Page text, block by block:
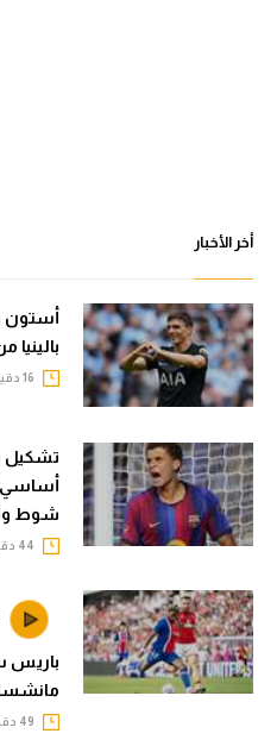
أخر الأخبار
أستون
بالينيا
تشكيل
أساسي
شوط
باريس